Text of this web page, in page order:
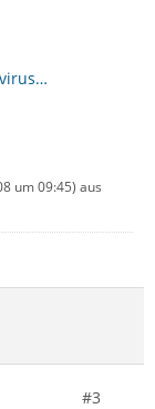
um 09:45) aus
#3